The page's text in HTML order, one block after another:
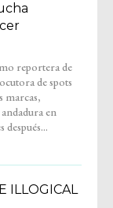
después...
ILLOGICAL